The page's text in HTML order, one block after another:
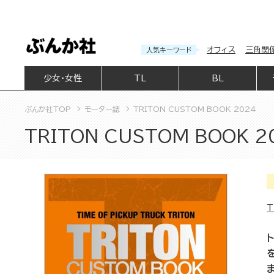
人気キーワード オフィス 三角関
少女・女性 BL
ぶんか社TOP モーター誌 TRITON CUSTOM BOOK 2024
TRITON CUSTOM BOOK